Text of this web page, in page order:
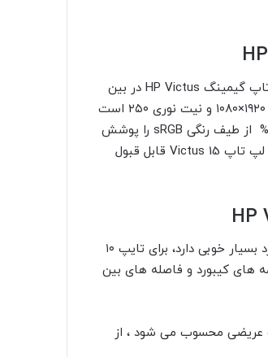
نمایشگر ۱۵٫۶ اینچی لپ تاپ اچ پی ویکتوس ۱۵ با توجه به کانفیگ و قیمت لپ تاپ گیمینگ HP Victus در بین
رقبا عملکرد مناسب و قابل قبولی دارد. صفحه نمایش این لپ تاپ دارای رزولوشن ۱۹۲۰×۱۰۸۰ و نیت نوری ۲۵۰ است
که نرخ به روز رسانی صفحه نمایش ۱۴۴ هرتز و ۴۵% از طیف رنگی DCI-P3 و ۶۴% از طیف رنگی sRGB را پوشش
می دهد. زمان پاسخگویی ۹ میلی ثانیه نیز برای این نمایشگر در با توجه به قیمت لپ تاپ Victus 15 قابل قبول
صفحه کلید لپ تاپ HP Victus 15 در بازه قیمتی ۲۰ تا ۳۰ میلیون طراحی و عملکرد بسیار خوبی دارد، برای تایپ ۱۰
در دکمه های کیبورد و فاصله های بین
۱۵ با ابعاد ۱۲۴٫۴۶×۷۸٫۷۴ تاچ پد بزرگ و عریضی محسوب می شود ، از